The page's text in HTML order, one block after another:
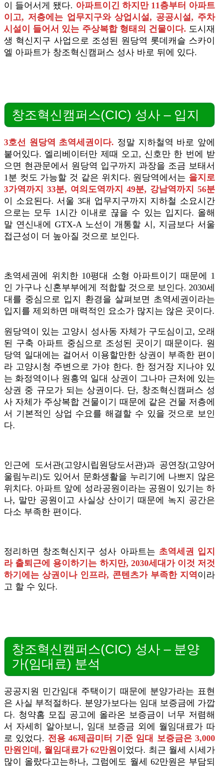
이 들어서게 됐다. 아파트이긴 하지만 11층부터 아파트
이고, 저층에는 업무지구와 상업시설, 공공시설, 주차
시설이 들어서 있는 주상복합 형태의 건물이다. 도시재
생 혁신지구 사업으로 조성된 원당역 롯데캐슬 스카이
엘 아파트가 창조혁신캠퍼스 성사 바로 뒤에 있다.
창조혁신캠퍼스(CIC) 성사 – 입지
3호선 원당역 초역세권이다. 정말 지하철역 바로 앞에
붙어있다. 엘리베이터만 제때 오고, 신호만 한 번에 받
으면 현관문에서 원당역 입구까지 과장을 조금 보태서
1분 컷도 가능할 것 같은 위치다. 원당역에서는 을지로
3가역까지 33분, 여의도역까지 49분, 강남역까지 56분
이 소요된다. 서울 3대 업무지구까지 지하철 소요시간
으로는 모두 1시간 이내로 끊을 수 있는 입지다. 올해
말 연신내에 GTX-A 노선이 개통할 시, 지금보다 서울
접근성이 더 높아질 것으로 보인다.
초역세권에 위치한 10평대 소형 아파트이기 때문에 1
인 가구나 신혼부부에게 적합할 것으로 보인다. 2030세
대를 중심으로 입지 환경을 살펴보면 초역세권이라는
입지를 제외하면 매력적인 요소가 많지는 않은 곳이다.
원당역이 있는 고양시 성사동 자체가 구도심이고, 오래
된 구축 아파트 중심으로 조성된 곳이기 때문이다. 원
당역 일대에는 걸어서 이용할만한 상권이 부족한 편이
라 고양시청 주변으로 가야 한다. 한 정거장 지나야 있
는 화정역이나 원흥역 일대 상권이 그나마 근처에 있는
상권 중 규모가 되는 상권이다. 단, 창조혁신캠퍼스 성
사 자체가 주상복합 건물이기 때문에 같은 건물 저층에
서 기본적인 상업 수요를 해결할 수 있을 것으로 보인
다.
인근에 도서관(고양시립원당도서관)과 공연장(고양어
울림누리)도 있어서 문화생활을 누리기에 나쁘지 않은
위치다. 아파트 앞에 성라공원이라는 공원이 있기는 하
나, 말만 공원이고 사실상 산이기 때문에 녹지 공간은
다소 부족한 편이다.
정리하면 창조혁신지구 성사 아파트는 초역세권 입지
라 출퇴근에 용이하기는 하지만, 2030세대가 이것 저것
하기에는 상권이나 인프라, 콘텐츠가 부족한 지역 이라
고 할 수 있다.
창조혁신캠퍼스(CIC) 성사 – 분양
가(임대료) 분석
공공지원 민간임대 주택이기 때문에 분양가라는 표현
은 사실 부적절하다. 분양가보다는 임대 보증금에 가깝
다. 청약홈 모집 공고에 올라온 보증금이 너무 저렴해
서 자세히 알아보니, 임대 보증금 외에 월임대료가 따
로 있었다. 전용 46제곱미터 기준 임대 보증금은 3,000
만원인데, 월임대료가 62만원 이었다. 최근 월세 시세가
많이 올랐다고는하나, 그럼에도 월세 62만원은 부담되